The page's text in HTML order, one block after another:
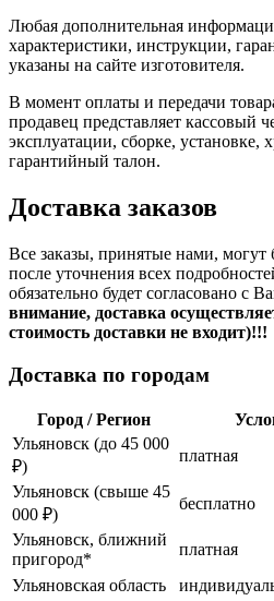
Любая дополнительная
характеристики, инструкции,
указаны на сайте изготовителя.
В момент оплаты и передачи
продавец представляет кассовый
эксплуатации, сборке, установке,
гарантийный талон.
Доставка заказов
Все заказы, принятые нами, могут
после уточнения всех
обязательно будет согласовано с
внимание, доставка
стоимость доставки не входит)!!!
Доставка по городам
Город / Регион
Ульяновск (до 45 000
₽)
платная
Ульяновск (свыше 45
000 ₽)
бесплатно
Ульяновск, ближний
пригород*
платная
Ульяновская область